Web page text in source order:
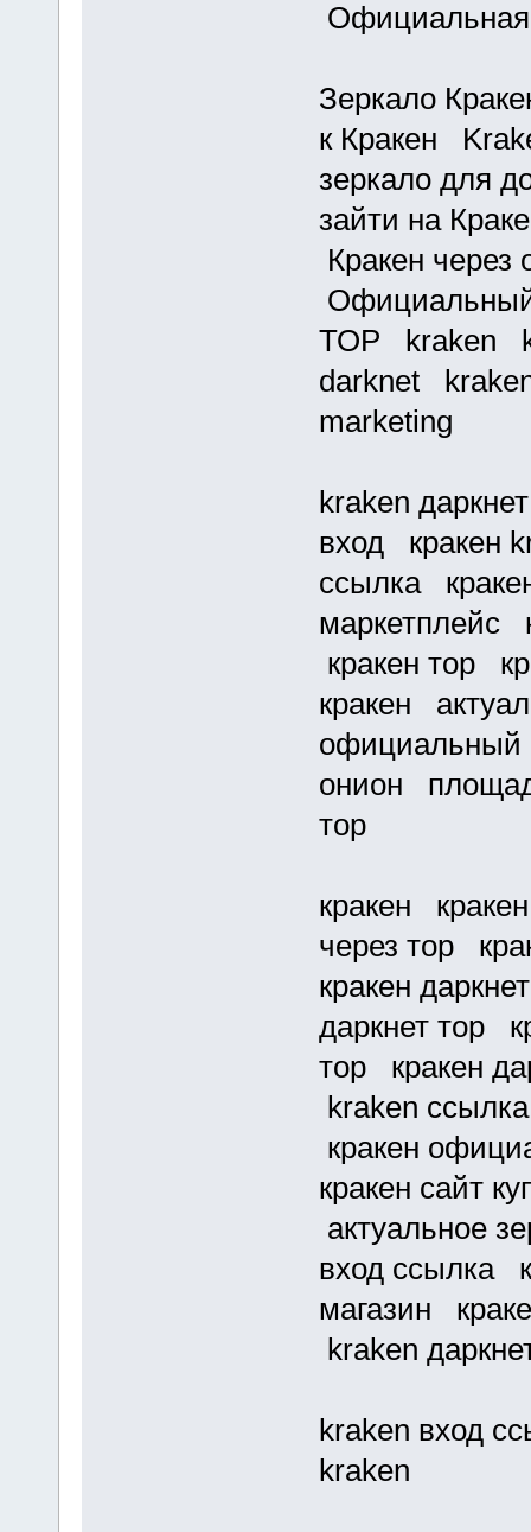
Официальная
Зеркало
к Кракен
зеркало для
зайти на
Кракен
Официальный
ТОР kraken
darknet
marketing
kraken
вход кракен
ссылка
маркетплейс
кракен тор
кракен
официальный
онион
тор
кракен
через тор
кракен
даркнет тор
тор кракен
kraken
кракен
кракен сайт
актуальное
вход ссылка
магазин
kraken
kraken вход
kraken